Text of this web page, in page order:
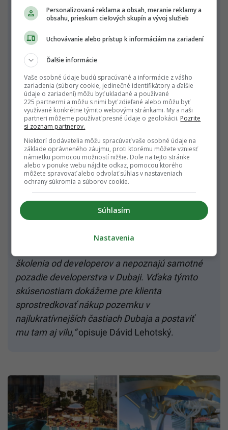
Nathalie dostala na poprednú manažmentskú
pozíciu ako jedna z prvých Európaniek, vďaka
prestížnym oceneniam ako top predajca, ktoré
získala počas jej práce pre dubajských
developerov. Sama v Dubaji navyše vlastní
niekoľko víl a apartmánov.
Realitná kancelária má pobočky aj v Taliansku a
spolupracuje s realitnými kanceláriami a
agentmi po celom svete, vrátane Slovenska a
Česka.Nehnuteľnosti v Dubaji →
Realitní agenti z dubajskej pobočky majú
dlhoročné skúsenosti v oblasti realitného trhu.
Ich výhodou je aj fakt, že pre dlhoročné
skúsenosti konateľov na vysokých
manažérskych postoch u developerov majú
školenia od developerov a nepoznajú samotné
pozadie developerstva v Dubaji. Vďaka týmto
skúsenostiam dokážeme pre klienta
sprostredkovať nákup pozemku v
najlukratívnejších častiach Dubaja a postaviť
mu tam aj vilu,“opisuje Dávid Lehotský.
Personalizovaná reklama a obsah, meranie reklamy a
obsahu, prieskum cieľových skupín a vývoj služieb
Uchovávanie alebo prístup k informáciám na zariadení
Ďalšie informácie
Vaše osobné údaje budú spracúvané a informácie z vášho
zariadenia (súbory cookie, jedinečné identifikátory a ďalšie
údaje o zariadení) môžu byť ukladané a používané
225 partnermi a môžu s nimi byť zdieľané alebo môžu byť
využívané konkrétne týmito webovými stránkami. My a naši
partneri môžeme používať presné údaje o geolokácii. Pozrite
si zoznam partnerov.
Niektorí dodávatelia môžu spracúvať vaše osobné údaje na
základe oprávneného záujmu, proti ktorému môžete vzniesť
námietku pomocou možností nižšie. Dole na tejto stránke
alebo v ponuke webu nájdite odkaz, pomocou ktorého
môžete spravovať alebo odvolať súhlas v nastaveniach
ochrany súkromia a súborov cookie.
Súhlasím
Nastavenia